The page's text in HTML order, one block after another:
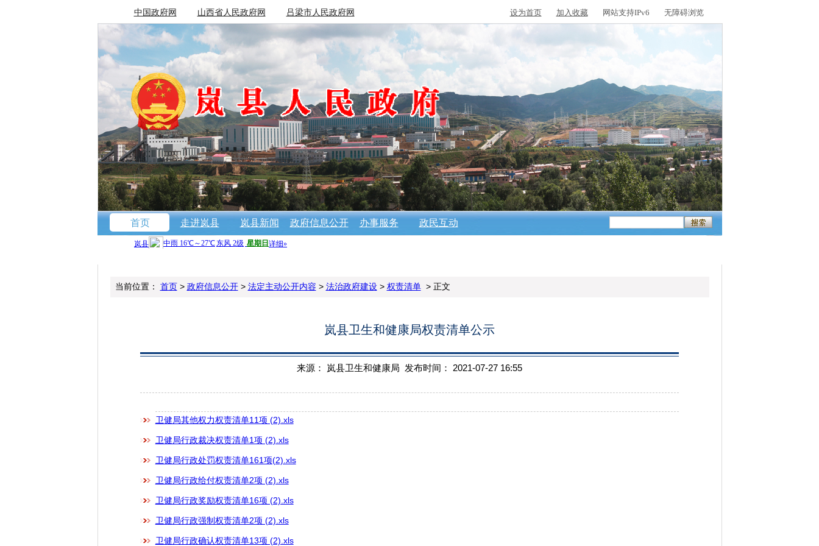
中国政府网 山西省人民政府网 吕梁市人民政府网 设为首页 加入收藏 网站支持IPv6 无障碍浏览
首页 走进岚县 岚县新闻 政府信息公开 办事服务 政民互动
当前位置： 首页> 政府信息公开> 法定主动公开内容 > 法治政府建设> 权责清单> 正文
岚县卫生和健康局权责清单公示
来源： 岚县卫生和健康局 发布时间： 2021-07-27 16:55
卫健局其他权力权责清单11项 (2).xls
卫健局行政裁决权责清单1项 (2).xls
卫健局行政处罚权责清单161项(2).xls
卫健局行政给付权责清单2项 (2).xls
卫健局行政奖励权责清单16项 (2).xls
卫健局行政强制权责清单2项 (2).xls
卫健局行政确认权责清单13项 (2).xls